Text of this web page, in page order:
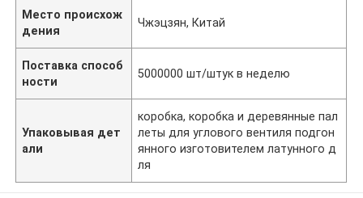
Место происхож
дения
Чжэцзян, Китай
Поставка способ
ности
5000000 шт/штук в неделю
Упаковывая дет
али
коробка, коробка и деревянные пал
леты для углового вентиля подгон
янного изготовителем латунного д
ля